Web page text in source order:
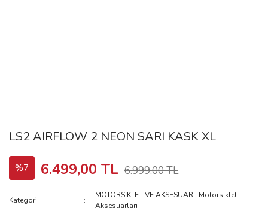
LS2 AIRFLOW 2 NEON SARI KASK XL
%7 6.499,00 TL 6.999,00 TL
Kategori
MOTORSİKLET VE AKSESUAR , Motorsiklet
Aksesuarları